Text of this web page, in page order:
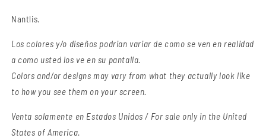
Nantlis.
Los colores y/o diseños podrian variar de como se ven en realidad
a como usted los ve en su pantalla.
Colors and/or designs may vary from what they actually look like
to how you see them on your screen.
Venta solamente en Estados Unidos / For sale only in the United
States of America.